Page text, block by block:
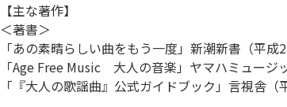
【主な著作】
＜著書＞
「あの素晴らしい曲をもう一度」新潮新書（平成
「Age Free Music 大人の音楽」ヤマハミュージ
「『大人の歌謡曲』公式ガイドブック」言視舎（